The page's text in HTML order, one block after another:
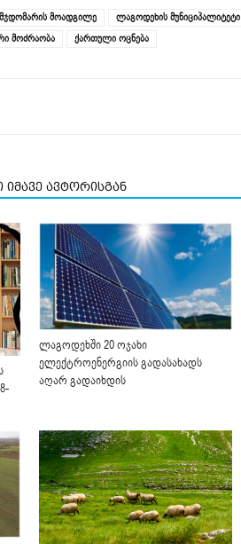
(Opens new
window)მოადგილე ლაგოდეხის მუნიციპალიტეტი
მოძრაობა ქართული ოცნება
იმავე ავტორისგან
ლაგოდეხში 20 ოჯახი
ელექტროენერგიის გადასახადს
აღარ გადაიხდის